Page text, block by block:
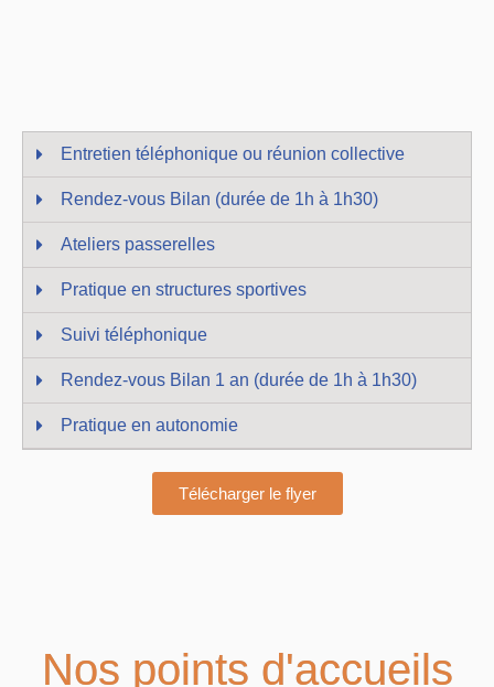
Entretien téléphonique ou réunion collective
Rendez-vous Bilan (durée de 1h à 1h30)
Ateliers passerelles
Pratique en structures sportives
Suivi téléphonique
Rendez-vous Bilan 1 an (durée de 1h à 1h30)
Pratique en autonomie
Télécharger le flyer
Nos points d'accueils